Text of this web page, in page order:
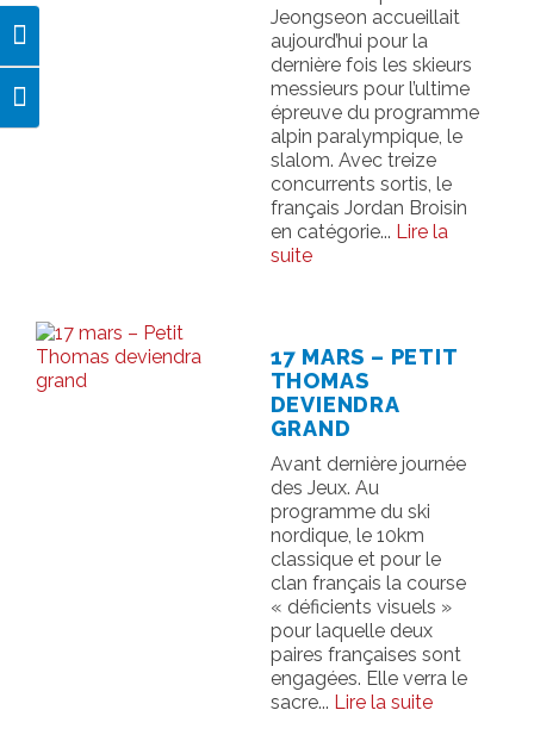
Passer en contraste élevé
Changer la taille de la police
Jeongseon accueillait
aujourd’hui pour la
dernière fois les skieurs
messieurs pour l’ultime
épreuve du programme
alpin paralympique, le
slalom. Avec treize
concurrents sortis, le
français Jordan Broisin
en catégorie... Lire la
suite
17 MARS – PETIT
THOMAS
DEVIENDRA
GRAND
Avant dernière journée
des Jeux. Au
programme du ski
nordique, le 10km
classique et pour le
clan français la course
« déficients visuels »
pour laquelle deux
paires françaises sont
engagées. Elle verra le
sacre... Lire la suite